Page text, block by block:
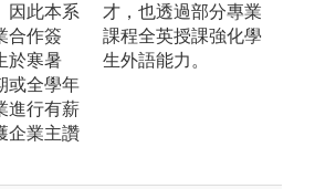
因此本系
合作簽
於寒暑
或全學年
進行有薪
企業主讚
才，也透過部分專業
課程全英授課強化學
生外語能力。